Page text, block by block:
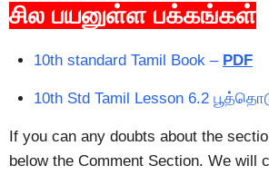
சில பயனுள்ள பக்கங்கள்
10th standard Tamil Book – PDF
10th Std Tamil Lesson 6.2
If you can any doubts about the
below the Comment Section. We will